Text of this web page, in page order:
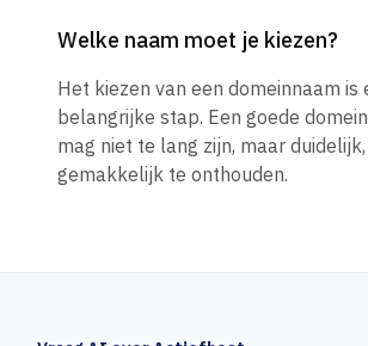
Welke naam moet je kiezen?
Het kiezen van een domeinnaam is
belangrijke stap. Een goede
mag niet te lang zijn, maar
gemakkelijk te onthouden.